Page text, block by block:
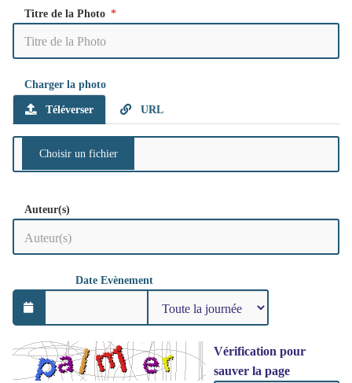
Titre de la Photo
Charger la photo
Téléverser URL
Auteur(s)
Date Evènement
Vérification pour
sauver la page